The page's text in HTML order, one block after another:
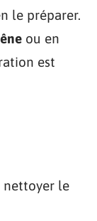
le préparer.
ou en
est
nettoyer le